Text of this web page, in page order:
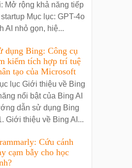
Mở rộng khả năng tiếp
Mục lục: GPT-4o
AI nhỏ gọn, hiệ...
dụng Bing: Công cụ
kiếm tích hợp trí tuệ
tạo của Microsoft
lục Giới thiệu về Bing
nổi bật của Bing AI
dẫn sử dụng Bing
Giới thiệu về Bing AI...
Cứu cánh
cạm bẫy cho học